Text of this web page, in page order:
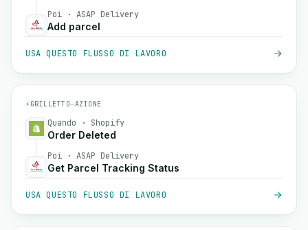
Poi · ASAP Delivery
Add parcel
USA QUESTO FLUSSO DI LAVORO
⚡ GRILLETTO→AZIONE
Quando · Shopify
Order Deleted
Poi · ASAP Delivery
Get Parcel Tracking Status
USA QUESTO FLUSSO DI LAVORO